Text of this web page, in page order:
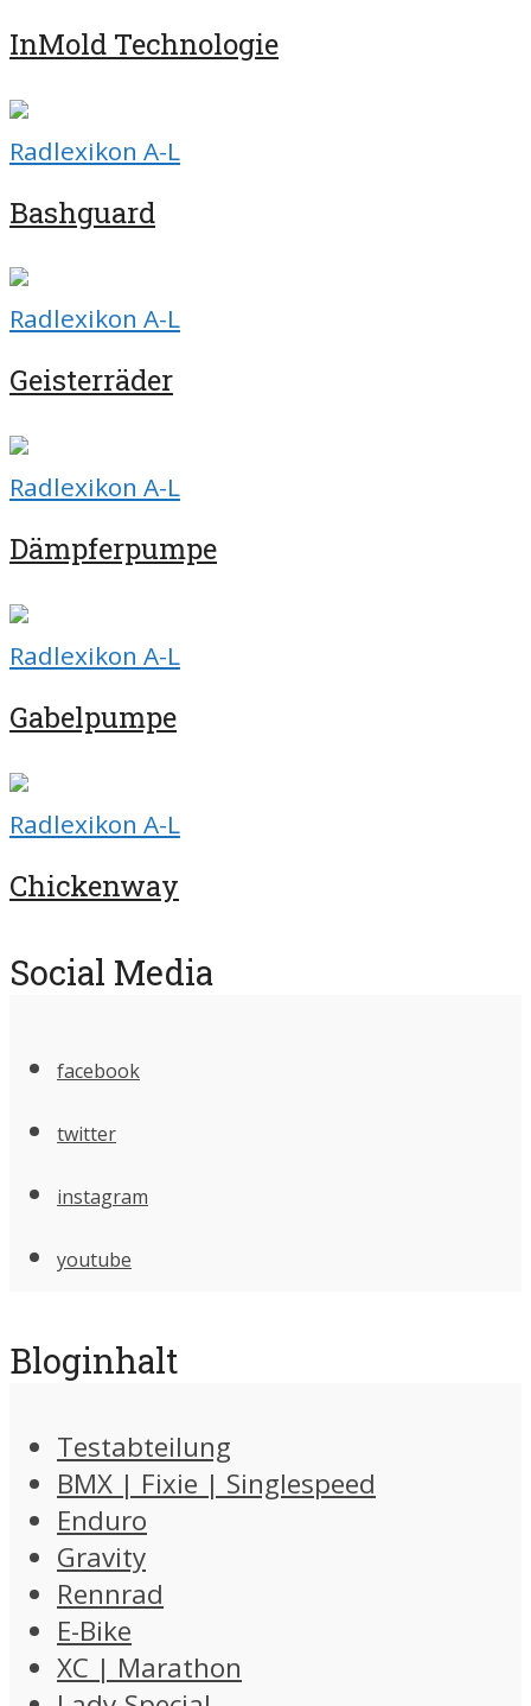
InMold Technologie
Radlexikon A-L
Bashguard
Radlexikon A-L
Geisterräder
Radlexikon A-L
Dämpferpumpe
Radlexikon A-L
Gabelpumpe
Radlexikon A-L
Chickenway
Social Media
facebook
twitter
instagram
youtube
Bloginhalt
Testabteilung
BMX | Fixie | Singlespeed
Enduro
Gravity
Rennrad
E-Bike
XC | Marathon